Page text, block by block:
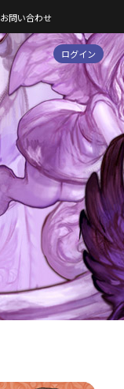
お問い合わせ
ログイン